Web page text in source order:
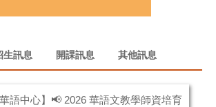
生訊息 開課訊息 其他訊息
華語中心】📢 2026 華語文教學師資培育